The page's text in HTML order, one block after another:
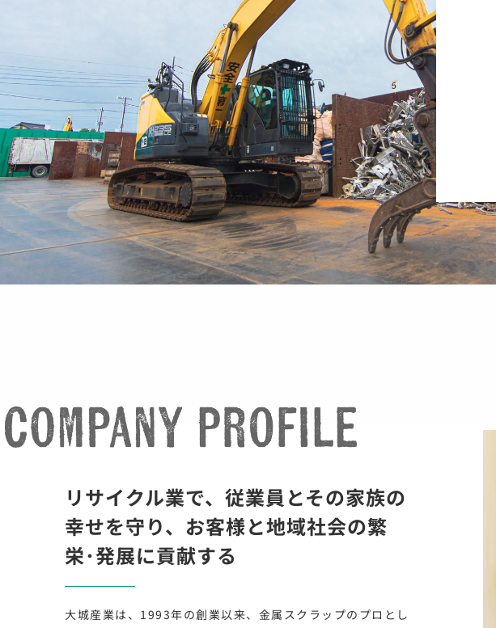
リサイクル業で、従業員とその家族の
幸せを守り、お客様と地域社会の繁
栄･発展に貢献する
大城産業は、1993年の創業以来、金属スクラップのプロとし